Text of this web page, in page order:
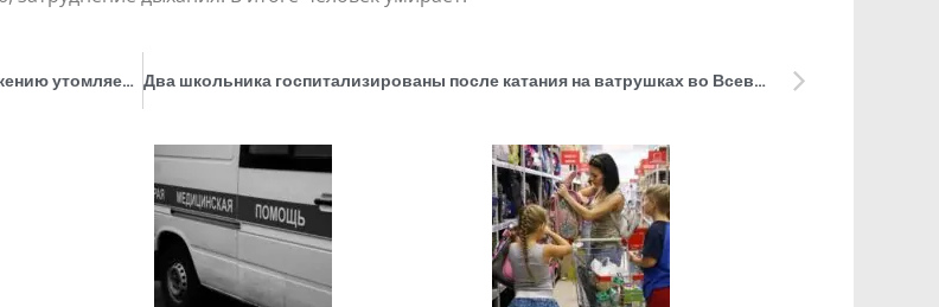
В Минздраве впервые подготовили рекомендации по снижению утомляемости школьников Два школьника госпитализированы после катания на ватрушках во Всеволожском районе и Петербурге